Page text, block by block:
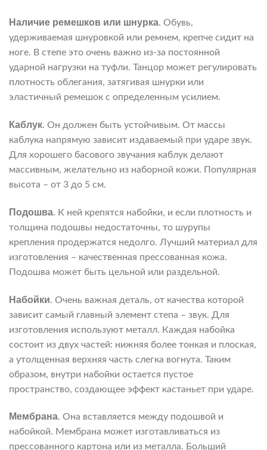
Наличие ремешков или шнурка. Обувь,
удерживаемая шнуровкой или ремнем, крепче сидит на
ноге. В степе это очень важно из-за постоянной
ударной нагрузки на туфли. Танцор может регулировать
плотность облегания, затягивая шнурки или
эластичный ремешок с определенным усилием.
Каблук. Он должен быть устойчивым. От массы
каблука напрямую зависит издаваемый при ударе звук.
Для хорошего басового звучания каблук делают
массивным, желательно из наборной кожи. Популярная
высота – от 3 до 5 см.
Подошва. К ней крепятся набойки, и если плотность и
толщина подошвы недостаточны, то шурупы
крепления продержатся недолго. Лучший материал для
изготовления – качественная прессованная кожа.
Подошва может быть цельной или раздельной.
Набойки. Очень важная деталь, от качества которой
зависит самый главный элемент степа – звук. Для
изготовления используют металл. Каждая набойка
состоит из двух частей: нижняя более тонкая и плоская,
а утолщенная верхняя часть слегка вогнута. Таким
образом, внутри набойки остается пустое
пространство, создающее эффект кастаньет при ударе.
Мембрана. Она вставляется между подошвой и
набойкой. Мембрана может изготавливаться из
прессованного картона или из металла. Больший